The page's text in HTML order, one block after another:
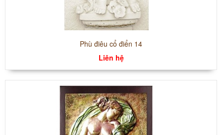
Phù điêu cổ điển 14
Liên hệ